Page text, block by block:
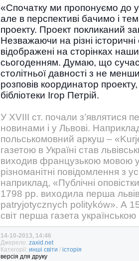
«Спочатку ми пропонуємо до
але в перспективі бачимо і
проекту. Проект покликаний
Незважаючи на різні
відображені на сторінках
сьогоденням. Думаю, що
столітньої давності з не
розповів координатор проекту,
бібліотеки Ігор Петрій.
У XVIII ст. почали з’являтися
новинами і у Львові.
польськомовний аркуш –
газетою в Україні став
виходив французькою мовою
різноманітні повідомлення з
наприклад, «Публічні
1798 рр. виходила перша
patryjotycznych polityków». А
світ перша газета
14-10-2013, 14:46
Джерело: zaxid.net
Категорії: инші світи / історія
версія для друку